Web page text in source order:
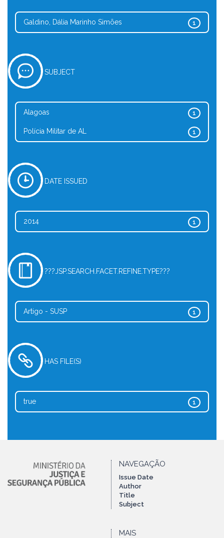
1
Galdino, Dália Marinho Simões
SUBJECT
1
Alagoas
1
Polícia Militar de AL
DATE ISSUED
1
2014
???JSP.SEARCH.FACET.REFINE.TYPE???
1
Artigo - SUSP
HAS FILE(S)
1
true
NAVEGAÇÃO
Issue Date
Author
Title
Subject
MAIS